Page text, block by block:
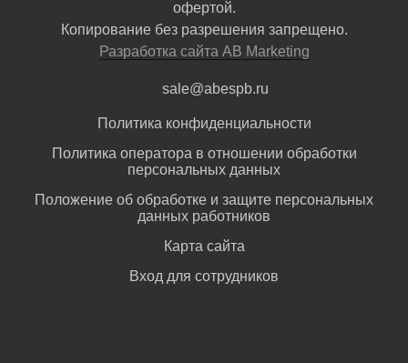
офертой.
Копирование без разрешения запрещено.
Разработка сайта AB Marketing
sale@abespb.ru
Политика конфиденциальности
Политика оператора в отношении обработки
персональных данных
Положение об обработке и защите персональных
данных работников
Карта сайта
Вход для сотрудников